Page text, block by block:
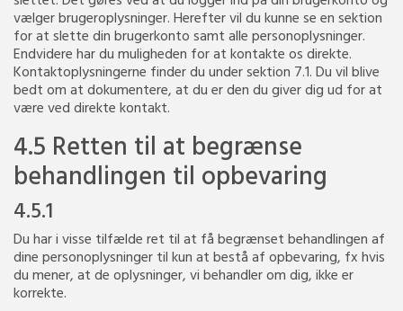
vælger brugeroplysninger. Herefter vil du kunne se en sektion
for at slette din brugerkonto samt alle personoplysninger.
Endvidere har du muligheden for at kontakte os direkte.
Kontaktoplysningerne finder du under sektion 7.1. Du vil blive
bedt om at dokumentere, at du er den du giver dig ud for at
være ved direkte kontakt.
4.5 Retten til at begrænse
behandlingen til opbevaring
4.5.1
Du har i visse tilfælde ret til at få begrænset behandlingen af
dine personoplysninger til kun at bestå af opbevaring, fx hvis
du mener, at de oplysninger, vi behandler om dig, ikke er
korrekte.